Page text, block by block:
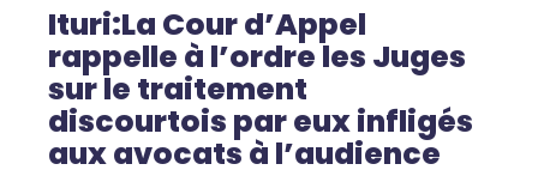
Ituri:La Cour d’Appel
rappelle à l’ordre les Juges
sur le traitement
discourtois par eux infligés
aux avocats à l’audience